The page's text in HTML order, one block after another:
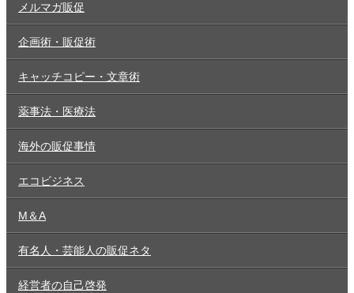
メルマガ販促
企画術・販促術
キャッチコピー・文章術
薬事法・医療法
海外の販促事情
エコビジネス
M＆A
有名人・芸能人の販促ネタ
経営者の自己啓発